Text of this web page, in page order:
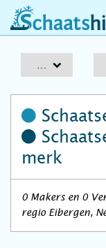
merk
0 Makers en 0
regio Eibergen,